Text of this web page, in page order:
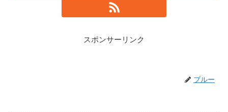
スポンサーリンク
ブルー